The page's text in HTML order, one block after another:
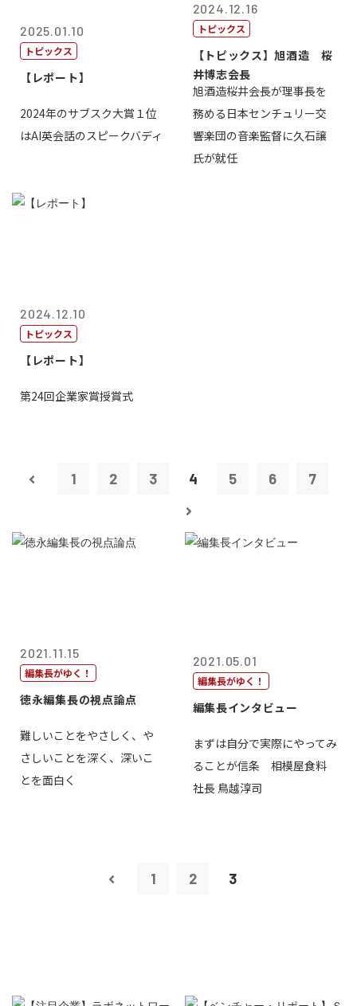
2025.01.10
トピックス
【レポート】
2024年のサブスク大賞１位
はAI英会話のスピークバディ
2024.12.16
トピックス
【トピックス】旭酒造 桜
井博志会長
旭酒造桜井会長が理事長を
務める日本センチュリー交
響楽団の音楽監督に久石譲
氏が就任
2024.12.10
トピックス
【レポート】
第24回企業家賞授賞式
1 2 3 4 5 6 7
2021.11.15
編集長がゆく！
徳永編集長の視点論点
難しいことをやさしく、や
さしいことを深く、深いこ
とを面白く
2021.05.01
編集長がゆく！
編集長インタビュー
まずは自分で実際にやってみ
ることが信条 相模屋食料
社長 鳥越淳司
1 2 3